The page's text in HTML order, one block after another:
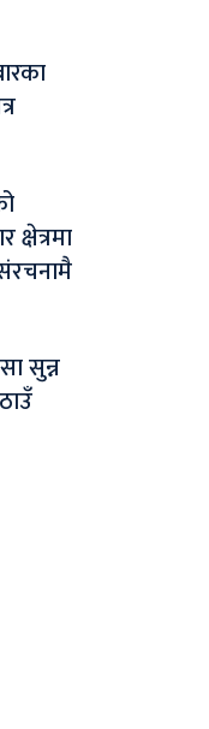
क्षेत्रमा
सुन्न